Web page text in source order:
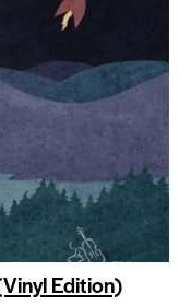
Edition)